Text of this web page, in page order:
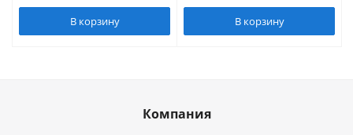
В корзину В корзину
Компания